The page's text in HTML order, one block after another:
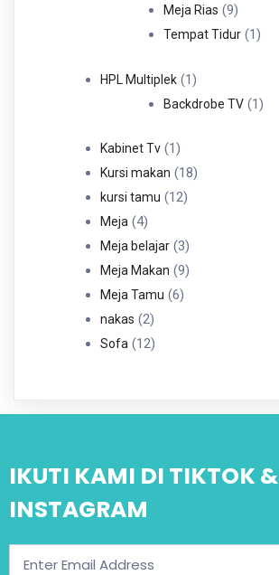
Meja Rias 99
Produk
Tempat Tidur 11
HPL Multiplek 11
Produk
Backdrobe TV 11
Kabinet Tv 11
Produk
Kursi makan 1818
kursi tamu 1212
Meja 44
Produk
Meja belajar 33
Produk
Meja Makan 99
Meja Tamu 66
nakas 22
Produk
Sofa 1212
IKUTI KAMI DI TIKTOK &
INSTAGRAM